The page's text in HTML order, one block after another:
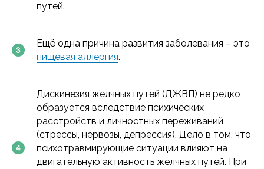
путей.
Ещё одна причина развития заболевания – это
пищевая аллергия.
Дискинезия желчных путей (ДЖВП) не редко
образуется вследствие психических
расстройств и личностных переживаний
(стрессы, нервозы, депрессия). Дело в том, что
психотравмирующие ситуации влияют на
двигательную активность желчных путей. При